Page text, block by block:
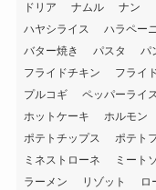
ドリア
ナムル ナン
ハヤシライス
ハラペー
バター焼き
パスタ パ
フライドチキン
フライ
プルコギ
ペッパーライ
ホットケーキ
ホルモン
ポテトチップス
ポテト
ミネストローネ
ミート
ラーメン
リゾット ロ